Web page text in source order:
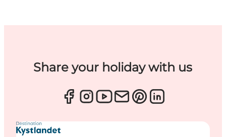
Share your holiday with us